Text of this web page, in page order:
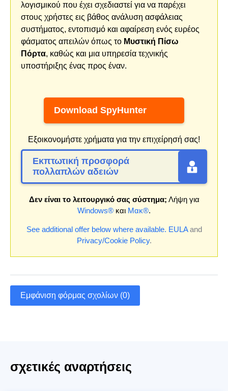
λογισμικού που έχει σχεδιαστεί για να παρέχει
στους χρήστες εις βάθος ανάλυση ασφάλειας
συστήματος, εντοπισμό και αφαίρεση ενός ευρέος
φάσματος απειλών όπως το Μυστική Πίσω
Πόρτα, καθώς και μια υπηρεσία τεχνικής
υποστήριξης ένας προς έναν.
Download SpyHunter
Εξοικονομήστε χρήματα για την επιχείρησή σας!
Εκπτωτική προσφορά
πολλαπλών αδειών
Δεν είναι το λειτουργικό σας σύστημα; Λήψη για
Windows® και Μακ®.
See additional offer below where available. EULAand
Privacy/Cookie Policy.
Εμφάνιση φόρμας σχολίων (0)
σχετικές αναρτήσεις